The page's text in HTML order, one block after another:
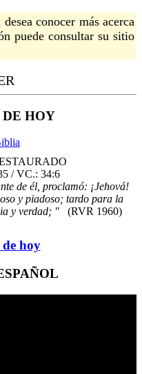
desea conocer más acerca
puede consultar su sitio
HOY
/ VC.: 34:6
de él, proclamó: ¡Jehová!
y piadoso; tardo para la
y verdad; "
(RVR 1960)
hoy